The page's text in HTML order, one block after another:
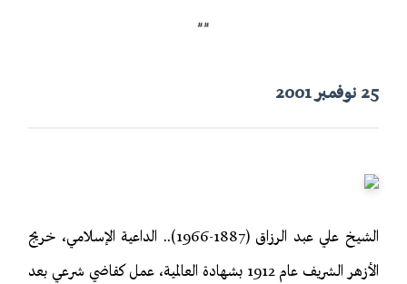
##
25 نوفمبر 2001
الشيخ علي عبد الرزاق (1887-1966).. الداعية الإسلامي، خريج
الأزهر الشريف عام 1912 بشهادة العالمية، عمل كقاضي شرعي بعد